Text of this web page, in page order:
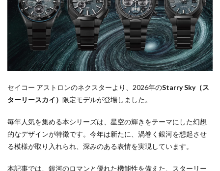
セイコー アストロンのネクスターより、2026年のStarry Sky（ス
ターリースカイ） 限定モデルが登場しました。
毎年人気を集める本シリーズは、星空の輝きをテーマにした幻想
的なデザインが特徴です。今年は新たに、渦巻く銀河を想起させ
る模様が取り入れられ、深みのある表情を実現しています。
本記事では、銀河のロマンと優れた機能性を備えた、スターリー